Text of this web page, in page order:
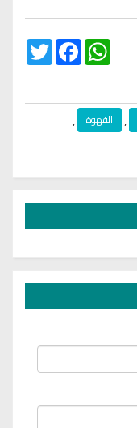
Twitter
FacebookWhatsApp
, القهوة ,